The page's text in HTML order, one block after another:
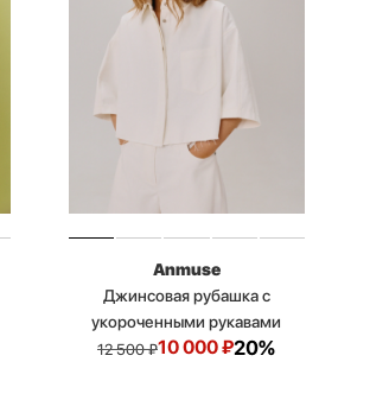
Anmuse
Джинсовая рубашка с
укороченными рукавами
12 500₽10 000₽20%